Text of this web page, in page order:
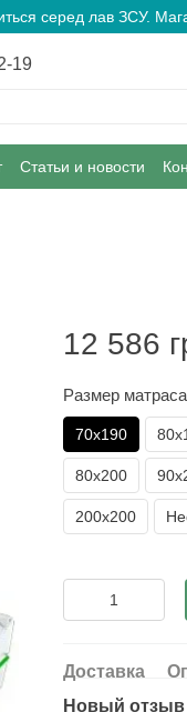
серед лав ЗСУ.
19
Статьи и новости
12 586
Размер
70х190
80х200
200х200
Доставка
Новый отзыв